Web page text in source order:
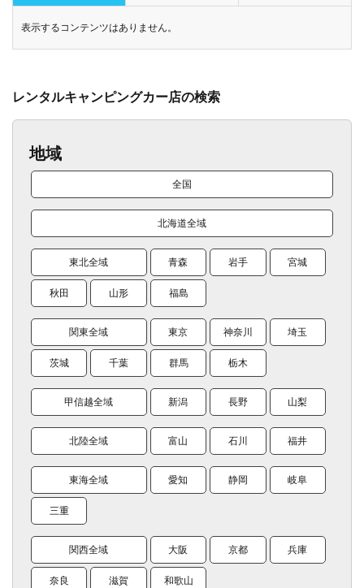
表示するコンテンツはありません。
レンタルキャンピングカー店の検索
地域
全国
北海道全域
東北全域 青森 岩手 宮城
秋田 山形 福島
関東全域 東京 神奈川 埼玉
茨城 千葉 群馬 栃木
甲信越全域 新潟 長野 山梨
北陸全域 富山 石川 福井
東海全域 愛知 静岡 岐阜
三重
関西全域 大阪 京都 兵庫
奈良 滋賀 和歌山